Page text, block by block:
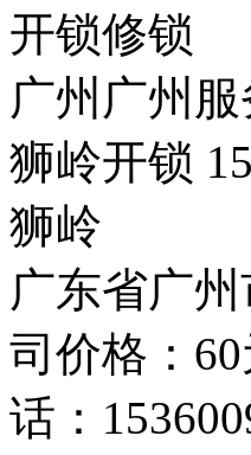
开锁修锁
广州广州
狮岭开锁
狮岭
广东省广
司价格：
话：